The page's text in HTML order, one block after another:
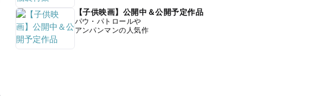
【子供映画】公開中＆公開予定作品
パウ・パトロールや
アンパンマンの人気作